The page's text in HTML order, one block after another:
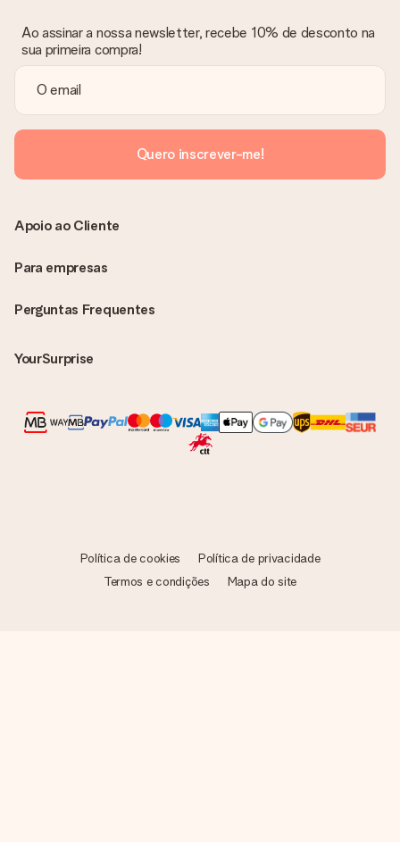
Ao assinar a nossa newsletter, recebe 10% de desconto na
sua primeira compra!
Quero inscrever-me!
Perguntas Frequentes
YourSurprise
Apoio ao Cliente
Para empresas
Política de cookies
Política de privacidade
Termos e condições
Mapa do site